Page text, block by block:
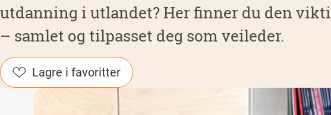
utdanning i utlandet? Her finner du den
– samlet og tilpasset deg som veileder.
Lagre i favoritter